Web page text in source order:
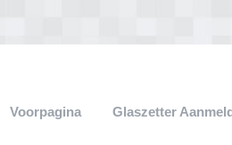
Voorpagina Glaszetter